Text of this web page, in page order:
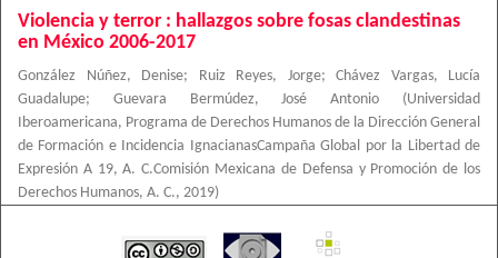
Violencia y terror : hallazgos sobre fosas clandestinas
en México 2006-2017
González Núñez, Denise; Ruiz Reyes, Jorge; Chávez Vargas, Lucía
Guadalupe; Guevara Bermúdez, José Antonio (Universidad
Iberoamericana, Programa de Derechos Humanos de la Dirección General
de Formación e Incidencia IgnacianasCampaña Global por la Libertad de
Expresión A 19, A. C.Comisión Mexicana de Defensa y Promoción de los
Derechos Humanos, A. C., 2019)